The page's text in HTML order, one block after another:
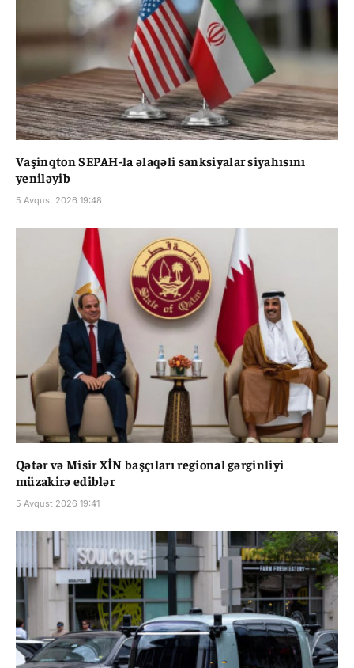
Vaşinqton SEPAH-la əlaqəli sanksiyalar siyahısını
yeniləyib
5 Avqust 2026 19:48
Qətər və Misir XİN başçıları regional gərginliyi
müzakirə ediblər
5 Avqust 2026 19:41